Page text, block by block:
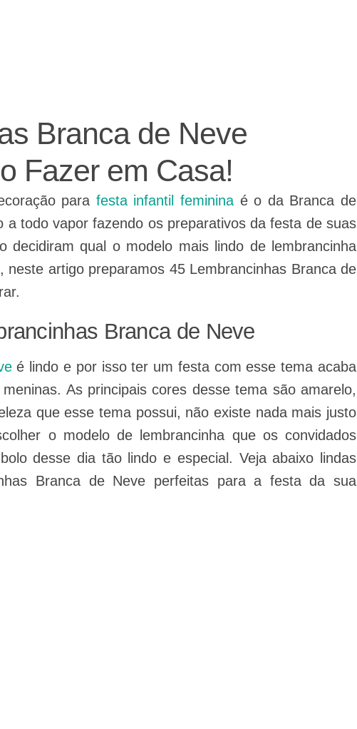
Branca de Neve
Fazer em Casa!
para festa infantil feminina é o da Branca de
a todo vapor fazendo os preparativos da festa de suas
decidiram qual o modelo mais lindo de lembrancinha
neste artigo preparamos 45 Lembrancinhas Branca de
Branca de Neve
é lindo e por isso ter um festa com esse tema acaba
As principais cores desse tema são amarelo,
que esse tema possui, não existe nada mais justo
o modelo de lembrancinha que os convidados
desse dia tão lindo e especial. Veja abaixo lindas
Branca de Neve perfeitas para a festa da sua